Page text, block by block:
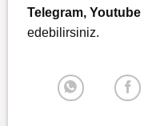
Telegram, Youtube
edebilirsiniz.